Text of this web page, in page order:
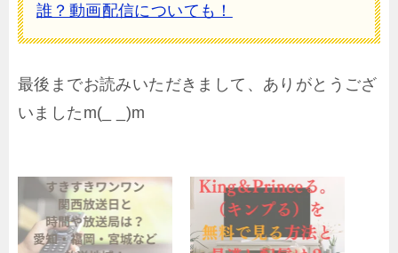
誰？動画配信についても！
最後までお読みいただきまして、ありがとうござ
いましたm(_ _)m